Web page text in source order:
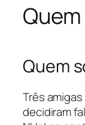
Quem
Três
decidiram